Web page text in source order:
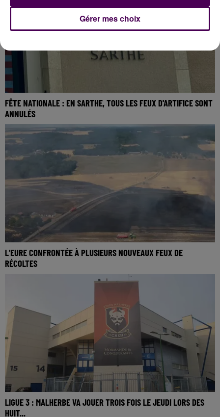
FÊTE NATIONALE : EN SARTHE, TOUS LES FEUX D'ARTIFICE SONT
ANNULÉS
L'EURE CONFRONTÉE À PLUSIEURS NOUVEAUX FEUX DE
RÉCOLTES
LIGUE 3 : MALHERBE VA JOUER TROIS FOIS LE JEUDI LORS DES
HUIT...
Gérer mes choix